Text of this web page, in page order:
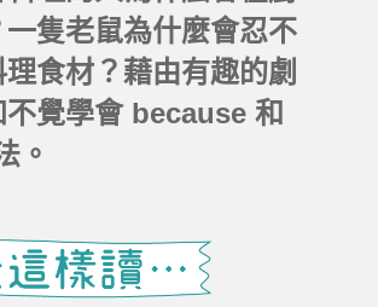
一隻老鼠為什麼會忍不
食材？藉由有趣的劇
覺學會 because 和
。